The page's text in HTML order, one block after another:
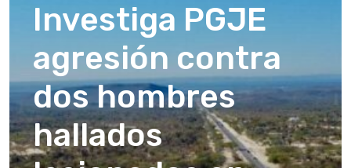
Investiga PGJE
agresión contra
dos hombres
hallados